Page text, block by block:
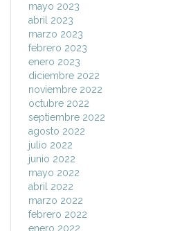
mayo 2023
abril 2023
marzo 2023
febrero 2023
enero 2023
diciembre 2022
noviembre 2022
octubre 2022
septiembre 2022
agosto 2022
julio 2022
junio 2022
mayo 2022
abril 2022
marzo 2022
febrero 2022
enero 2022